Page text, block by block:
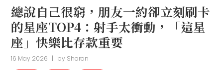
總說自己很窮，朋友一約卻立刻刷卡
的星座TOP4：射手太衝動，「這星
座」快樂比存款重要
16 May 2026 | by Sharon